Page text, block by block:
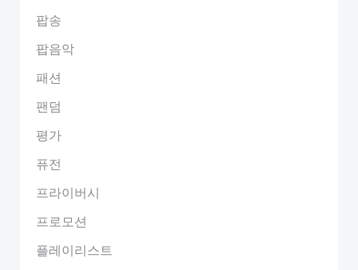
팝송
팝음악
패션
팬덤
평가
퓨전
프라이버시
프로모션
플레이리스트